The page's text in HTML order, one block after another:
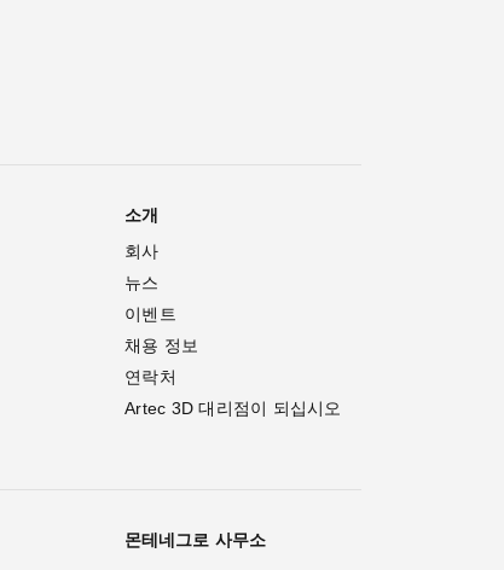
소개
회사
뉴스
이벤트
채용 정보
연락처
Artec 3D 대리점이 되십시오
몬테네그로 사무소